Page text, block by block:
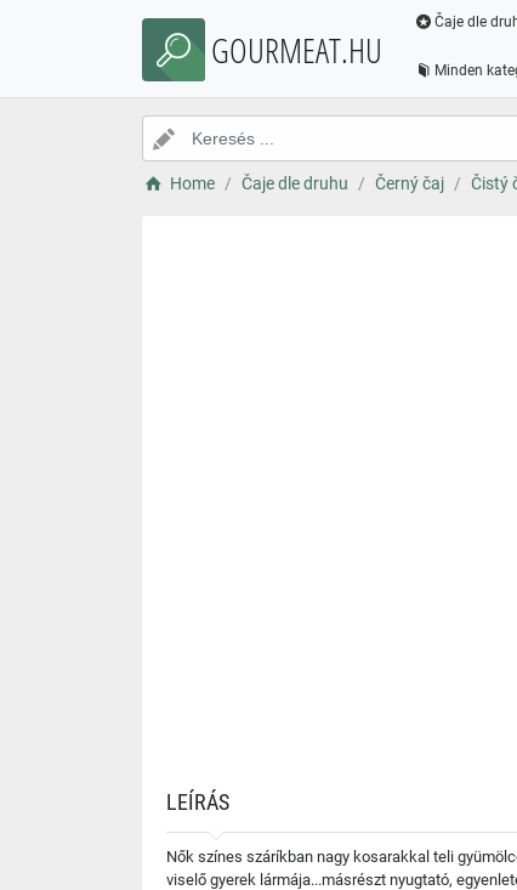
GOURMEAT.HU
Čaje dle
Minden
Home Čaje dle druhu Černý čaj Čistý
LEÍRÁS
Nők színes száríkban nagy kosarakkal teli
viselő gyerek lármája...másrészt nyugtató,